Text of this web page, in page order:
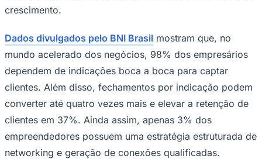
crescimento.
Dados divulgados pelo BNI Brasil mostram que, no
mundo acelerado dos negócios, 98% dos empresários
dependem de indicações boca a boca para captar
clientes. Além disso, fechamentos por indicação podem
converter até quatro vezes mais e elevar a retenção de
clientes em 37%. Ainda assim, apenas 3% dos
empreendedores possuem uma estratégia estruturada de
networking e geração de conexões qualificadas.